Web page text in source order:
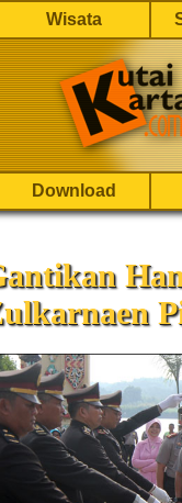
Wisata
Download